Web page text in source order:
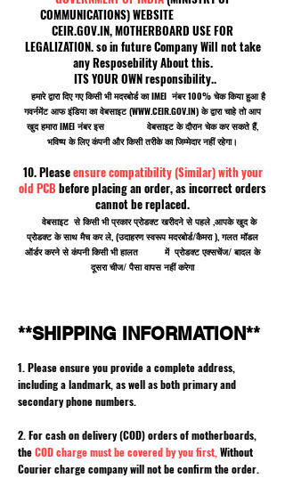
COMMUNICATIONS) WEBSITE
CEIR.GOV.IN, MOTHERBOARD USE FOR
LEGALIZATION. so in future Company Will not take
any Resposebility About this.
ITS YOUR OWN responsibility..
हमारे द्वारा दिए गए किसी भी मदरबोर्ड का IMEI नंबर 100% चेक किया हुआ है
गवर्नमेंट आफ इंडिया का वेबसाइट (WWW.CEIR.GOV.IN) के द्वारा चाहे तो आप
खुद हमारा IMEI नंबर इस वेबसाइट के दौरान चेक कर सकते हैं,
भविष्य के लिए कंपनी और किसी तरीके का जिम्मेदार नहीं रहेगा।
10. Pleaseensure compatibility (Similar) with your
old PCBbefore placing an order, as incorrect orders
cannot be replaced.
वेबसाइट से किसी भी प्रकार प्रोडक्ट खरीदने से पहले ,आपके खुद के
प्रोडक्ट के साथ मैच कर ले, (उदाहरण स्वरूप मदरबोर्ड/कैमरा ), गलत मॉडल
ऑर्डर करने से कंपनी किसी भी हालत में प्रोडक्ट एक्सचेंज/ बादल के
दूसरा चीज/ पैसा वापस नहीं करेगा
**SHIPPING INFORMATION**
1. Please ensure you provide a complete address,
including a landmark, as well as both primary and
secondary phone numbers.
2. For cash on delivery (COD) orders of motherboards,
theCOD charge must be covered by you first, Without
Courier charge company will not be confirm the order.